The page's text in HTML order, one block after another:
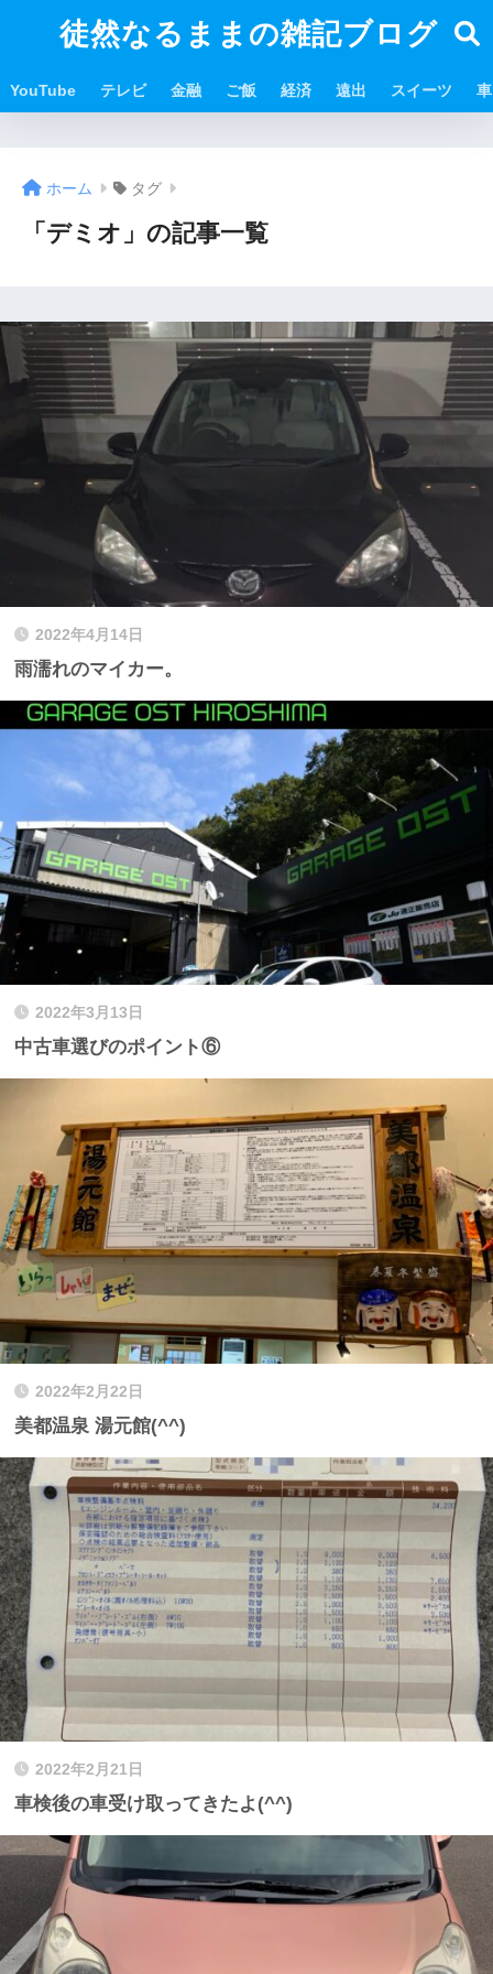
徒然なるままの雑記ブログ
YouTube テレビ 金融 ご飯 経済 遠出 スイーツ 車
ホーム タグ
「デミオ」の記事一覧
2022年4月14日
雨濡れのマイカー。
2022年3月13日
中古車選びのポイント⑥
2022年2月22日
美都温泉 湯元館(^^)
2022年2月21日
車検後の車受け取ってきたよ(^^)